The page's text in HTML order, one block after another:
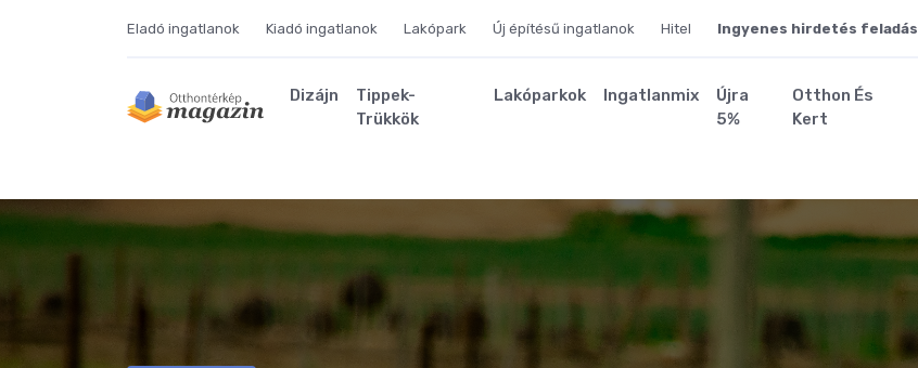
Eladó ingatlanok Kiadó ingatlanok Lakópark Új építésű ingatlanok Hitel Ingyenes hirdetés feladás
Dizájn
Tippek-
Trükkök
Lakóparkok Ingatlanmix
Újra
5%
Otthon És
Kert